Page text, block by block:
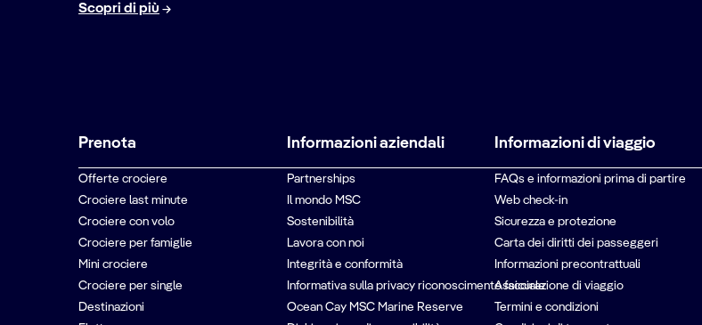
Scopri di più
Prenota
Offerte crociere
Crociere last minute
Crociere con volo
Crociere per famiglie
Mini crociere
Crociere per single
Destinazioni
Informazioni aziendali
Partnerships
Il mondo MSC
Sostenibilità
Lavora con noi
Integrità e conformità
Informativa sulla privacy riconoscimento facciale
Ocean Cay MSC Marine Reserve
Informazioni di viaggio
FAQs e informazioni prima di partire
Web check-in
Sicurezza e protezione
Carta dei diritti dei passeggeri
Informazioni precontrattuali
Assicurazione di viaggio
Termini e condizioni